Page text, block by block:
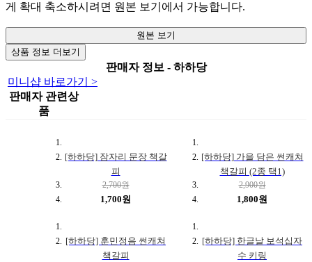
게 확대 축소하시려면 원본 보기에서 가능합니다.
원본 보기
상품 정보 더보기
판매자 정보 - 하하당
미니샵 바로가기 >
판매자 관련상
품
[하하당] 잠자리 문장 책갈
피
2,700원
1,700원
[하하당] 가을 담은 썬캐쳐
책갈피 (2종 택1)
2,900원
1,800원
[하하당] 훈민정음 썬캐쳐
책갈피
[하하당] 한글날 보석십자
수 키링